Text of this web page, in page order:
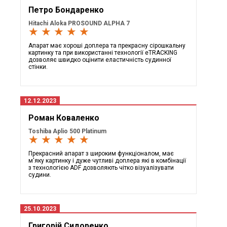
Петро Бондаренко
Hitachi Aloka PROSOUND ALPHA 7
★ ★ ★ ★ ★
Апарат має хороші доплера та прекрасну сірошкальну
картинку та при використанні технології eTRACKING
дозволяє швидко оцінити еластичність судинної
стінки.
12.12.2023
Роман Коваленко
Toshiba Aplio 500 Platinum
★ ★ ★ ★ ★
Прекрасний апарат з широким функціоналом, має
м'яку картинку і дуже чутливі доплера які в комбінації
з технологією ADF дозволяють чітко візуалізувати
судини.
25.10.2023